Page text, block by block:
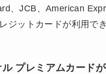
、JCB、American
ジットカードが利用でき
ル プレミアムカード